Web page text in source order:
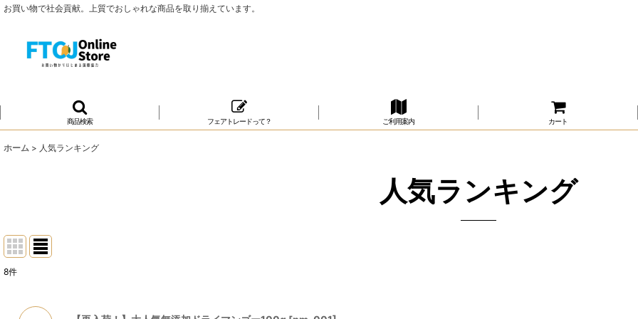
お買い物で社会貢献。上質でおしゃれな商品を取り揃えています。
商品検索 フェアトレードって？ ご利用案内 カート
ホーム > 人気ランキング
人気ランキング
8件